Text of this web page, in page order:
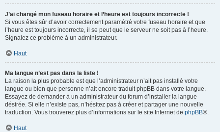
J’ai changé mon fuseau horaire et l’heure est toujours incorrecte !
Si vous êtes sûr d’avoir correctement paramétré votre fuseau horaire et que
l’heure est toujours incorrecte, il se peut que le serveur ne soit pas à l’heure.
Signalez ce problème à un administrateur.
Haut
Ma langue n’est pas dans la liste !
La raison la plus probable est que l’administrateur n’ait pas installé votre
langue ou bien que personne n’ait encore traduit phpBB dans votre langue.
Essayez de demander à un administrateur du forum d’installer la langue
désirée. Si elle n’existe pas, n’hésitez pas à créer et partager une nouvelle
traduction. Vous trouverez plus d’informations sur le site Internet de phpBB®.
Haut